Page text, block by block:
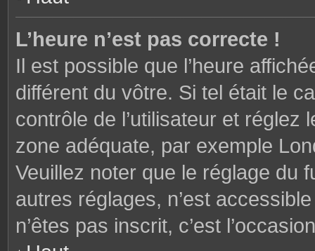
L’heure n’est pas correcte !
Il est possible que l’heure
différent du vôtre. Si tel était le
contrôle de l’utilisateur et
zone adéquate, par exemple
Veuillez noter que le réglage du
autres réglages, n’est
n’êtes pas inscrit, c’est